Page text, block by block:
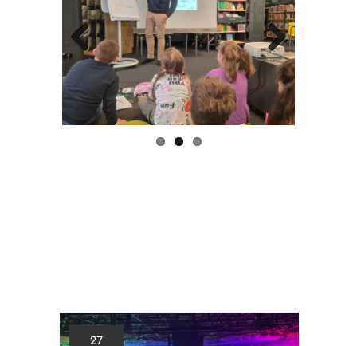
Previous Next
27